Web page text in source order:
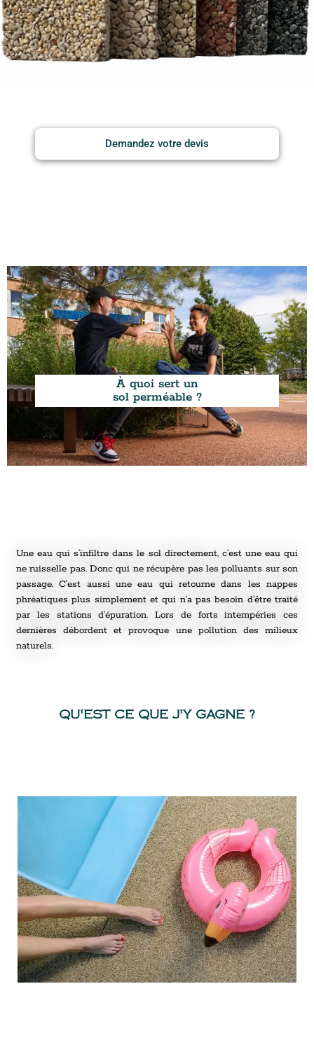
Demandez votre devis
À quoi sert un
sol perméable ?
Une eau qui s’infiltre dans le sol directement, c’est une eau qui
ne ruisselle pas. Donc qui ne récupère pas les polluants sur son
passage. C’est aussi une eau qui retourne dans les nappes
phréatiques plus simplement et qui n’a pas besoin d’être traité
par les stations d’épuration. Lors de forts intempéries ces
dernières débordent et provoque une pollution des milieux
naturels.
QU'EST CE QUE J'Y GAGNE ?